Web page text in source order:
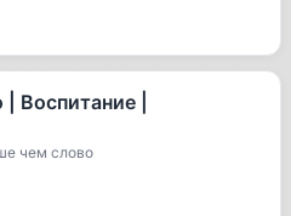
Воспитание |
чем слово